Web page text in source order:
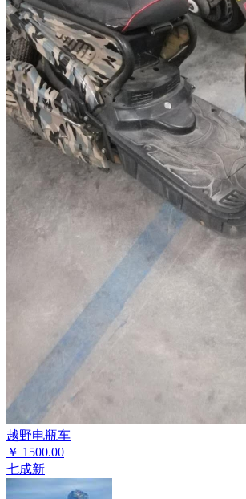
越野电瓶车
￥ 1500.00
七成新